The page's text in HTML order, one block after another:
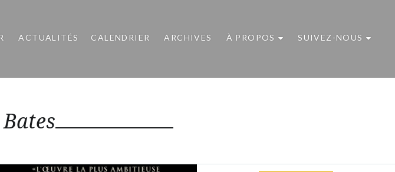
ACTUALITÉS CALENDRIER ARCHIVES À PROPOS SUIVEZ-NOUS